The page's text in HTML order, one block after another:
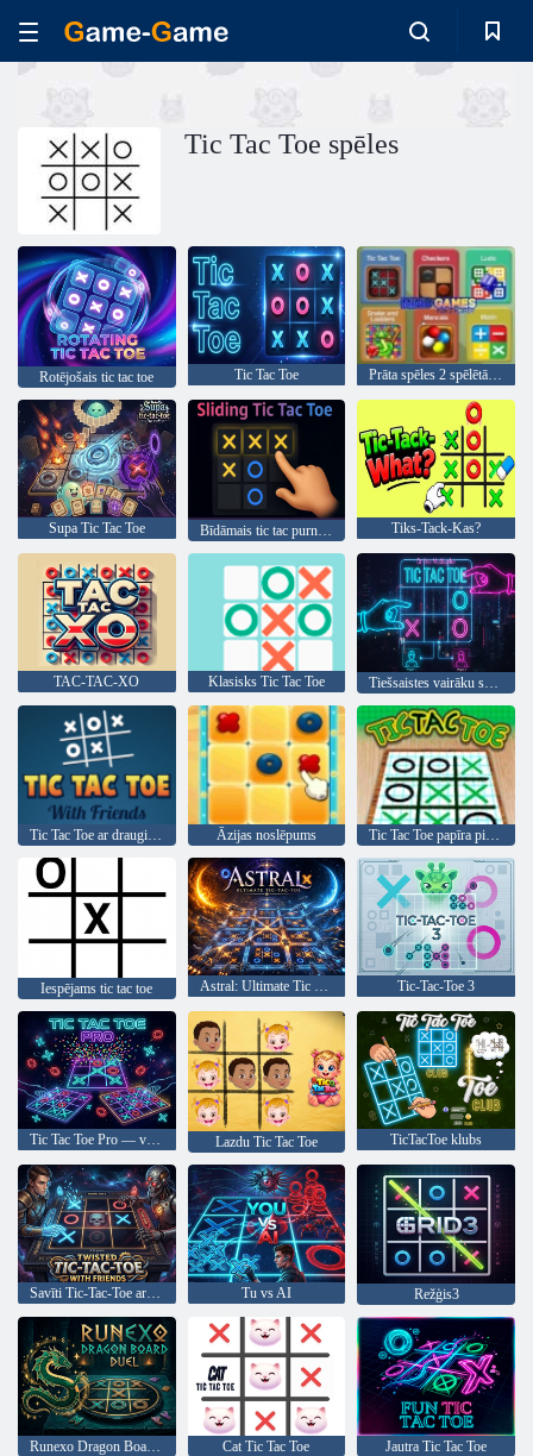
Tic Tac Toe spēles
Rotējošais tic tac toe Tic Tac Toe Prāta spēles 2 spēlētājiem
Supa Tic Tac Toe Bīdāmais tic tac purngals Tiks-Tack-Kas?
TAC-TAC-XO Klasisks Tic Tac Toe Tiešsaistes vairāku spēlētāju Tic Tac Toe
Tic Tac Toe ar draugiem Āzijas noslēpums Tic Tac Toe papīra piezīme
Iespējams tic tac toe Astral: Ultimate Tic Tac Toe Tic-Tac-Toe 3
Tic Tac Toe Pro — vairāku spēlētāju spēle un izaicinājums Lazdu Tic Tac Toe TicTacToe klubs
Savīti Tic-Tac-Toe ar draugiem Tu vs AI Režģis3
Runexo Dragon Board Duel Cat Tic Tac Toe Jautra Tic Tac Toe